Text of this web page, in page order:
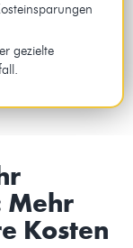
gezielte
Mehr
Kosten​